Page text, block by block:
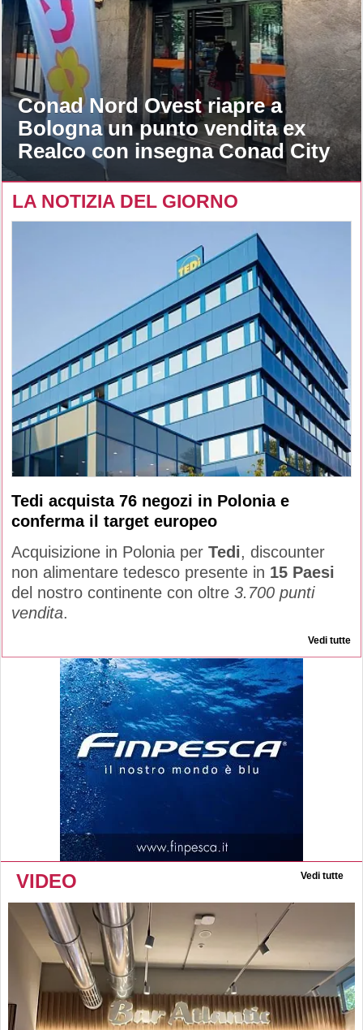
Conad Nord Ovest riapre a
Bologna un punto vendita ex
Realco con insegna Conad City
LA NOTIZIA DEL GIORNO
Tedi acquista 76 negozi in Polonia e
conferma il target europeo
Acquisizione in Polonia per Tedi, discounter
non alimentare tedesco presente in 15 Paesi
del nostro continente con oltre 3.700 punti
vendita.
Vedi tutte
VIDEO Vedi tutte